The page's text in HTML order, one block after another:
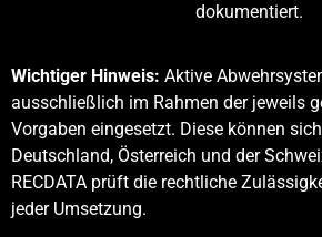
dokumentiert.
Wichtiger Hinweis: Aktive
ausschließlich im Rahmen der jeweils
Vorgaben eingesetzt. Diese können
Deutschland, Österreich und der
RECDATA prüft die rechtliche
jeder Umsetzung.